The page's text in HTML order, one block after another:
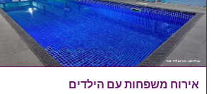
אירוח משפחות עם הילדים